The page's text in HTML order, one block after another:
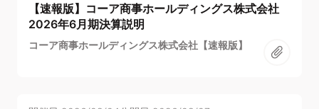
【速報版】コーア商事ホールディングス株式会社
2026年6月期決算説明
コーア商事ホールディングス株式会社【速報版】